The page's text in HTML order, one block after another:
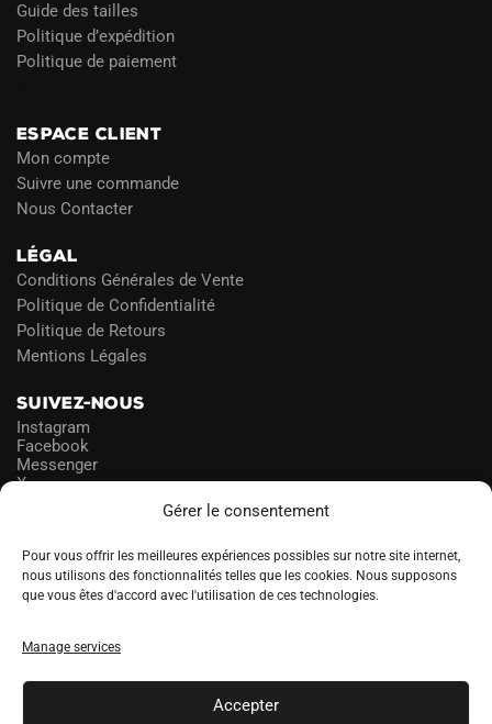
Gérer le consentement
Pour vous offrir les meilleures expériences possibles sur notre site internet,
nous utilisons des fonctionnalités telles que les cookies. Nous supposons
que vous êtes d'accord avec l'utilisation de ces technologies.
Manage services
Accepter
Guide des tailles
Politique d’expédition
Politique de paiement
ESPACE CLIENT
Mon compte
Suivre une commande
Nous Contacter
LÉGAL
Conditions Générales de Vente
Politique de Confidentialité
Politique de Retours
Mentions Légales
SUIVEZ-NOUS
Instagram
Facebook
Messenger
X
LANGUE